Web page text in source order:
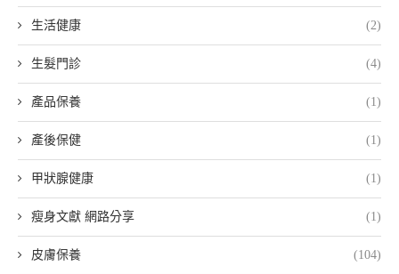
生活健康 (2)
生髮門診 (4)
產品保養 (1)
產後保健 (1)
甲狀腺健康 (1)
瘦身文獻 網路分享 (1)
皮膚保養 (104)